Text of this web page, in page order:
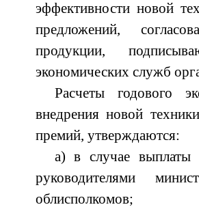
эффективности новой
предложений,
продукции,
экономических служб
Расчеты годового
внедрения новой
премий, утверждаются:
а) в случае выплаты
руководителями
облисполкомов;